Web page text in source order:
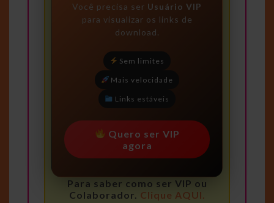
Você precisa ser Usuário VIP
para visualizar os links de
download.
Sem limites
Mais velocidade
Links estáveis
Quero ser VIP
agora
Para saber como ser VIP ou
Colaborador. Clique AQUI.